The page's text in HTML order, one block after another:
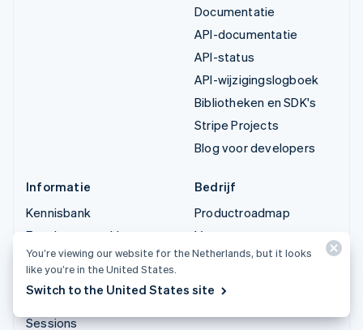
Documentatie
API-documentatie
API-status
API-wijzigingslogboek
Bibliotheken en SDK's
Stripe Projects
Blog voor developers
Informatie
Kennisbank
Ervaringen van klanten
Blog
Sessions
Bedrijf
Productroadmap
Vacatures
Stripe Newsroom
You’re viewing our website for the Netherlands, but it looks
like you’re in the United States.
Switch to the United States site